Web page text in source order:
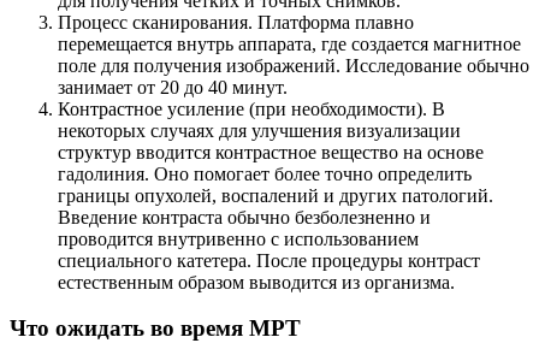
Процесс сканирования. Платформа плавно
перемещается внутрь аппарата, где создается магнитное
поле для получения изображений. Исследование обычно
занимает от 20 до 40 минут.
Контрастное усиление (при необходимости). В
некоторых случаях для улучшения визуализации
структур вводится контрастное вещество на основе
гадолиния. Оно помогает более точно определить
границы опухолей, воспалений и других патологий.
Введение контраста обычно безболезненно и
проводится внутривенно с использованием
специального катетера. После процедуры контраст
естественным образом выводится из организма.
Что ожидать во время МРТ